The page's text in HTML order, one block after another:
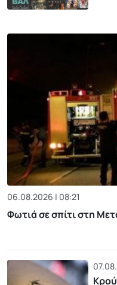
06.08.2026 | 08:21
Φωτιά σε σπίτι στη